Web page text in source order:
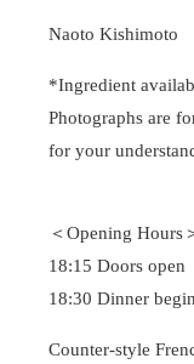
Naoto Kishimoto
*Ingredient
Photographs are
for your
＜Opening Hours
18:15 Doors open
18:30 Dinner
Counter-style